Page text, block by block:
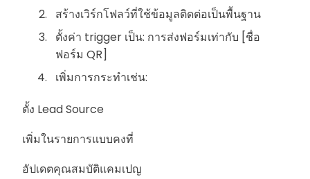
สร้างเวิร์กโฟลว์ที่ใช้ข้อมูลติดต่อเป็นพื้นฐาน
ตั้งค่า trigger เป็น: การส่งฟอร์มเท่ากับ [ชื่อ
ฟอร์ม QR]
เพิ่มการกระทำเช่น:
ตั้ง Lead Source
เพิ่มในรายการแบบคงที่
อัปเดตคุณสมบัติแคมเปญ